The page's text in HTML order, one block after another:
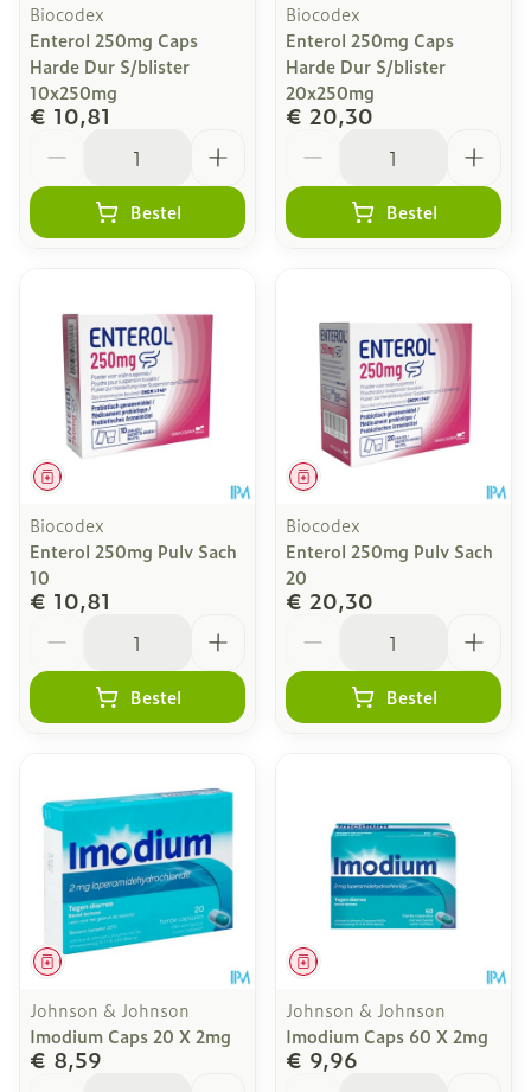
Biocodex
Enterol 250mg Caps
Harde Dur S/blister
10x250mg
€ 10,81
Bestel
Biocodex
Enterol 250mg Caps
Harde Dur S/blister
20x250mg
€ 20,30
Bestel
Geneesmiddel
Biocodex
Enterol 250mg Pulv Sach
10
€ 10,81
Bestel
Geneesmiddel
Biocodex
Enterol 250mg Pulv Sach
20
€ 20,30
Bestel
Geneesmiddel
Johnson & Johnson
Imodium Caps 20 X 2mg
€ 8,59
Geneesmiddel
Johnson & Johnson
Imodium Caps 60 X 2mg
€ 9,96